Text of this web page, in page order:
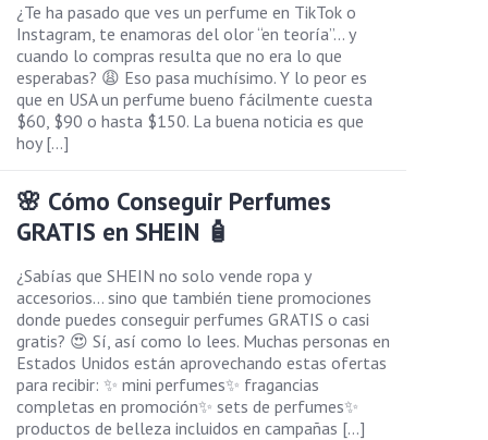
¿Te ha pasado que ves un perfume en TikTok o
Instagram, te enamoras del olor “en teoría”… y
cuando lo compras resulta que no era lo que
esperabas? 😩 Eso pasa muchísimo. Y lo peor es
que en USA un perfume bueno fácilmente cuesta
$60, $90 o hasta $150. La buena noticia es que
hoy […]
🌸 Cómo Conseguir Perfumes
GRATIS en SHEIN 🧴
¿Sabías que SHEIN no solo vende ropa y
accesorios… sino que también tiene promociones
donde puedes conseguir perfumes GRATIS o casi
gratis? 😍 Sí, así como lo lees. Muchas personas en
Estados Unidos están aprovechando estas ofertas
para recibir: ✨ mini perfumes✨ fragancias
completas en promoción✨ sets de perfumes✨
productos de belleza incluidos en campañas […]